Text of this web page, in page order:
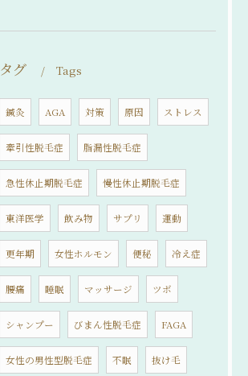
タグ Tags
鍼灸 AGA 対策 原因 ストレス
牽引性脱毛症 脂漏性脱毛症
急性休止期脱毛症 慢性休止期脱毛症
東洋医学 飲み物 サプリ 運動
更年期 女性ホルモン 便秘 冷え症
腰痛 睡眠 マッサージ ツボ
シャンプー びまん性脱毛症 FAGA
女性の男性型脱毛症 不眠 抜け毛